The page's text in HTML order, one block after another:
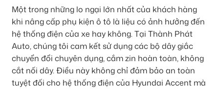
Một trong những lo ngại lớn nhất của khách hàng
khi nâng cấp phụ kiện ô tô là liệu có ảnh hưởng đến
hệ thống điện của xe hay không. Tại Thành Phát
Auto, chúng tôi cam kết sử dụng các bộ dây giắc
chuyển đổi chuyên dụng, cắm zin hoàn toàn, không
cắt nối dây. Điều này không chỉ đảm bảo an toàn
tuyệt đối cho hệ thống điện của Hyundai Accent mà